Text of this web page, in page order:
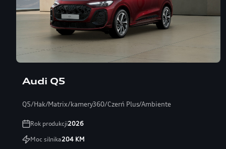
Audi Q5
Q5/Hak/Matrix/kamery360/Czerń Plus/Ambiente
Rok produkcji2026
Moc silnika204KM